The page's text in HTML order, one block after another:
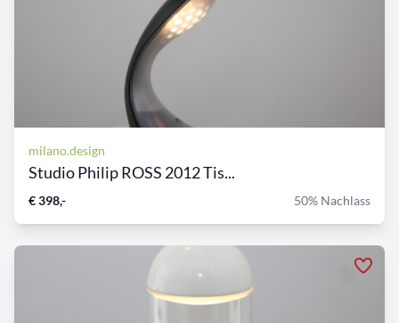
milano.design
Studio Philip ROSS 2012 Tis...
€ 398,- 50% Nachlass